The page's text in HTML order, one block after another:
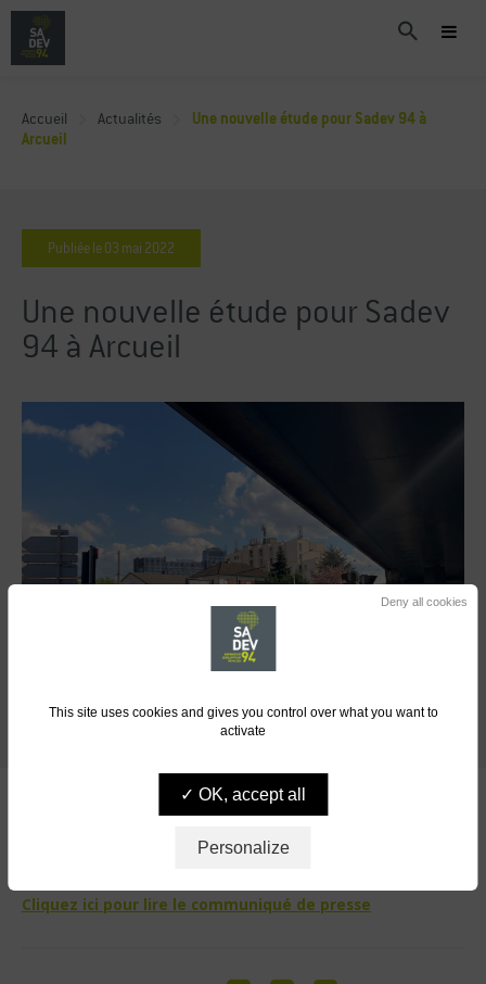
Accueil Actualités
Une nouvelle étude pour Sadev 94 à
Arcueil
Publiée le 03 mai 2022
Une nouvelle étude pour Sadev
94 à Arcueil
Établissement Public Territorial 12 Grand–Orly Seine Bièvre et
la Ville d’Arcueil ont désigné le
Cliquez ici pour lire le communiqué de presse
This site uses cookies and gives you control over what you want to
activate
OK, accept all
Deny all cookies
Personalize